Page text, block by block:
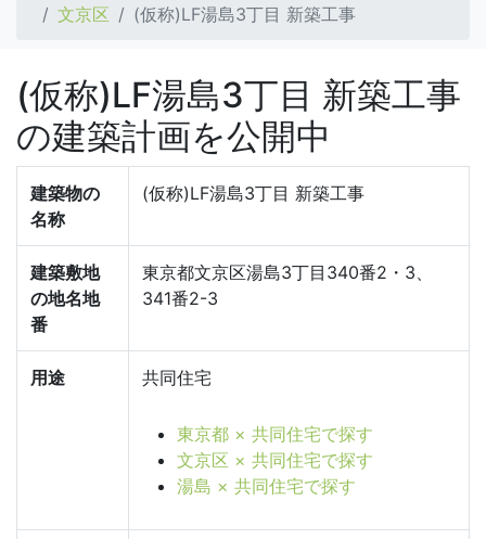
文京区
(仮称)LF湯島3丁目 新築工事
(仮称)LF湯島3丁目 新築工事
の建築計画を公開中
建築物の
名称
(仮称)LF湯島3丁目 新築工事
建築敷地
の地名地
番
東京都文京区湯島3丁目340番2・3、
341番2-3
用途 共同住宅
東京都 × 共同住宅で探す
文京区 × 共同住宅で探す
湯島 × 共同住宅で探す